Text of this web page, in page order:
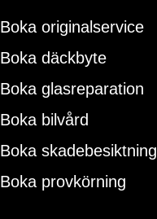
Boka originalservice
Boka däckbyte
Boka glasreparation
Boka bilvård
Boka skadebesiktning
Boka provkörning